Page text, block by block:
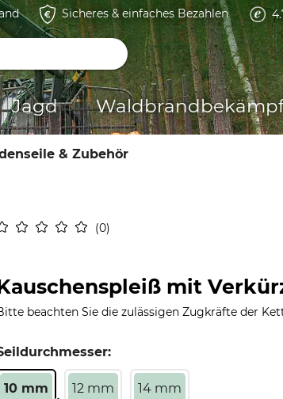
Sicheres & einfaches Bezahlen
Jagd
& Zubehör
0
mit
beachten Sie die zulässigen Zugkräfte der
10 mm 12 mm 14 mm